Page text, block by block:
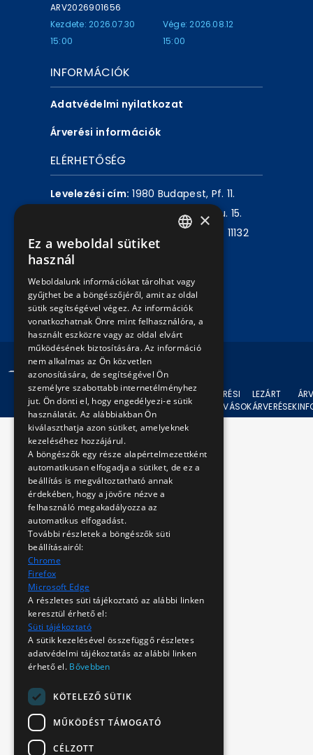
ARV2026901656
Kezdete: 2026.07.30
15:00
Vége: 2026.08.12
15:00
INFORMÁCIÓK
Adatvédelmi nyilatkozat
Árverési információk
ELÉRHETŐSÉG
Levelezési cím: 1980 Budapest, Pf. 11.
1072 Budapest, Akácfa u. 15.
+36 1 461 6500 / 11132
mellék
Írjon nekünk!
© 2024 BKV Minden jog fenntartva.
AKTUÁLIS
ÁRVERÉSEK
ÁRVERÉSI
FELHÍVÁSOK
LEZÁRT
ÁRVERÉSEK
×
Ez a weboldal sütiket
használ
Weboldalunk információkat tárolhat vagy
gyűjthet be a böngészőjéről, amit az oldal
sütik segítségével végez. Az információk
vonatkozhatnak Önre mint felhasználóra, a
használt eszközre vagy az oldal elvárt
működésének biztosítására. Az információ
nem alkalmas az Ön közvetlen
azonosítására, de segítségével Ön
személyre szabottabb internetélményhez
jut. Ön dönti el, hogy engedélyezi-e sütik
használatát. Az alábbiakban Ön
kiválaszthatja azon sütiket, amelyeknek
kezeléséhez hozzájárul.
A böngészők egy része alapértelmezettként
automatikusan elfogadja a sütiket, de ez a
beállítás is megváltoztatható annak
érdekében, hogy a jövőre nézve a
felhasználó megakadályozza az
automatikus elfogadást.
További részletek a böngészők süti
beállításairól:
Chrome
Firefox
Microsoft Edge
A részletes süti tájékoztató az alábbi linken
keresztül érhető el:
Süti tájékoztató
A sütik kezelésével összefüggő részletes
adatvédelmi tájékoztatás az alábbi linken
érhető el. Bővebben
KÖTELEZŐ SÜTIK
MŰKÖDÉST TÁMOGATÓ
CÉLZOTT